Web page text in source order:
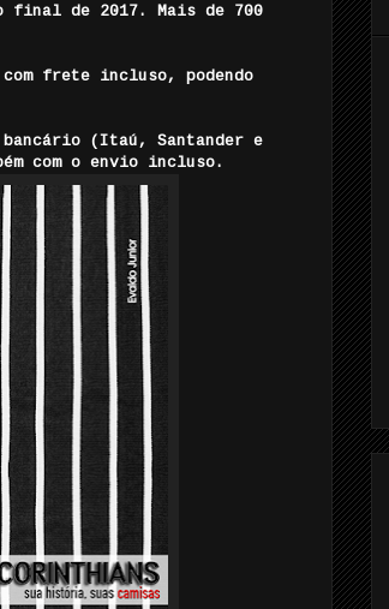
final de 2017. Mais de 700
frete incluso, podendo
(Itaú, Santander e
com o envio incluso.